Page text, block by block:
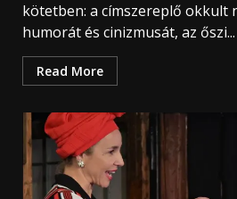
kötetben: a címszereplő okkult
humorát és cinizmusát, az őszi...
Read More